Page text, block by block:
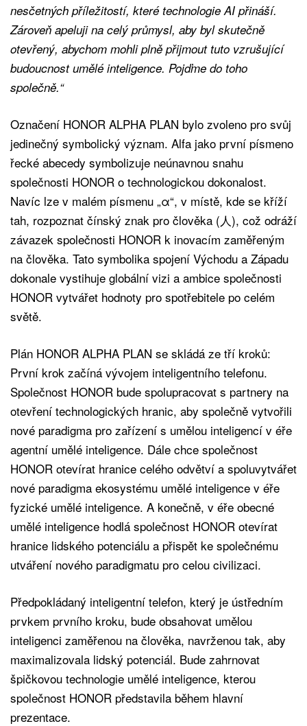
nesčetných příležitostí, které technologie AI přináší.
Zároveň apeluji na celý průmysl, aby byl skutečně
otevřený, abychom mohli plně přijmout tuto vzrušující
budoucnost umělé inteligence. Pojďme do toho
společně.“
Označení HONOR ALPHA PLAN bylo zvoleno pro svůj
jedinečný symbolický význam. Alfa jako první písmeno
řecké abecedy symbolizuje neúnavnou snahu
společnosti HONOR o technologickou dokonalost.
Navíc lze v malém písmenu „α“, v místě, kde se kříží
tah, rozpoznat čínský znak pro člověka (人), což odráží
závazek společnosti HONOR k inovacím zaměřeným
na člověka. Tato symbolika spojení Východu a Západu
dokonale vystihuje globální vizi a ambice společnosti
HONOR vytvářet hodnoty pro spotřebitele po celém
světě.
Plán HONOR ALPHA PLAN se skládá ze tří kroků:
První krok začíná vývojem inteligentního telefonu.
Společnost HONOR bude spolupracovat s partnery na
otevření technologických hranic, aby společně vytvořili
nové paradigma pro zařízení s umělou inteligencí v éře
agentní umělé inteligence. Dále chce společnost
HONOR otevírat hranice celého odvětví a spoluvytvářet
nové paradigma ekosystému umělé inteligence v éře
fyzické umělé inteligence. A konečně, v éře obecné
umělé inteligence hodlá společnost HONOR otevírat
hranice lidského potenciálu a přispět ke společnému
utváření nového paradigmatu pro celou civilizaci.
Předpokládaný inteligentní telefon, který je ústředním
prvkem prvního kroku, bude obsahovat umělou
inteligenci zaměřenou na člověka, navrženou tak, aby
maximalizovala lidský potenciál. Bude zahrnovat
špičkovou technologie umělé inteligence, kterou
společnost HONOR představila během hlavní
prezentace.